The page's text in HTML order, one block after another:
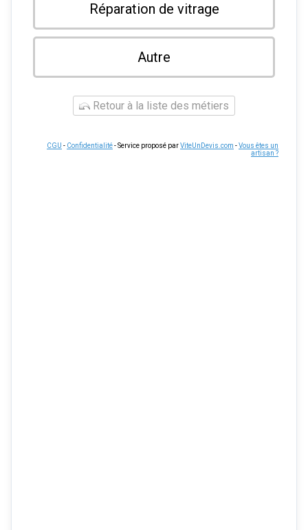
Réparation de vitrage
Autre
Retour à la liste des métiers
CGU - Confidentialité- Service proposé parViteUnDevis.com -Vous êtes un
artisan ?